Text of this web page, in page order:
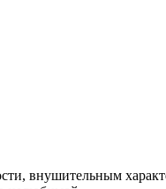
внушительным